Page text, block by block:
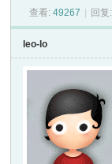
›
查看: 49267 回复:
leo-lo